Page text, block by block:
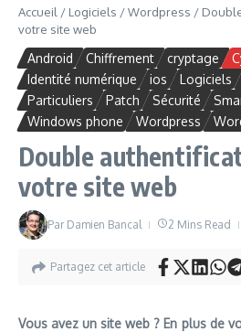
Accueil / Logiciels /Wordpress /
votre site web
Android Chiffrement cryptage
Identité numérique
ios Logiciels
Particuliers
Patch Sécurité
Windows phone
Wordpress
Double
votre site web
Par Damien Bancal 2 Mins Read
Partagez cet article
Vous avez un site web ? En plus de